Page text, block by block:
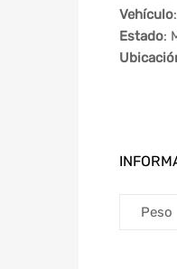
Vehículo
Estado:
Peso